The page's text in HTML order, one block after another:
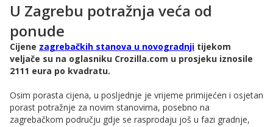
U Zagrebu potražnja veća od
ponude
Cijene zagrebačkih stanova u novogradnji tijekom
veljače su na oglasniku Crozilla.com u prosjeku iznosile
2111 eura po kvadratu.
Osim porasta cijena, u posljednje je vrijeme primijećen i osjetan
porast potražnje za novim stanovima, posebno na
zagrebačkom području gdje se rasprodaju još u fazi gradnje,